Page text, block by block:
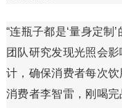
“连瓶子都是‘量身定制
团队研究发现光照会
计，确保消费者每次
消费者李智雷，刚喝